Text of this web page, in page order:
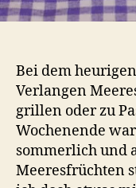
Bei dem
Verlangen
grillen oder zu
Wochenende
sommerlich und
Meeresfrüchten